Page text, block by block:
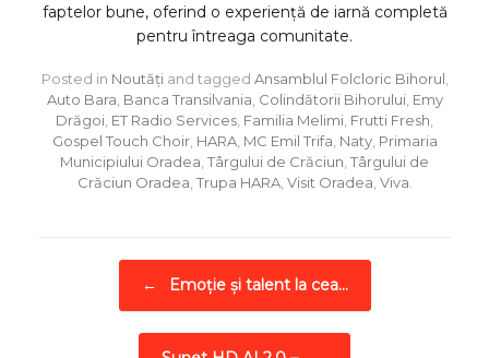
faptelor bune, oferind o experiență de iarnă completă
pentru întreaga comunitate.
Posted in Noutățiand tagged Ansamblul Folcloric Bihorul
Auto Bara Banca Transilvania Colindătorii Bihorului, Emy
Drăgoi ET Radio Services Familia Melimi Frutti Fresh
Gospel Touch Choir, HARA, MC Emil Trifa Naty, Primaria
Municipiului Oradea Târgului de Crăciun Târgului de
Crăciun Oradea Trupa HARA, Visit Oradea Viva
← Emoție și talent la cea…